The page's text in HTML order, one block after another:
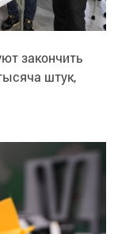
закончить
штук,